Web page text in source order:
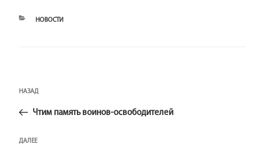
РУБРИКИ
НОВОСТИ
по
записям
Предыдущая
НАЗАД
Чтим память воинов-освободителей
Следующая
ДАЛЕЕ